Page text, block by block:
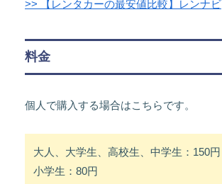
>> 【レンタカーの最安値比較】レンナビ
料金
個人で購入する場合はこちらです。
大人、大学生、高校生、中学生：150円
小学生：80円